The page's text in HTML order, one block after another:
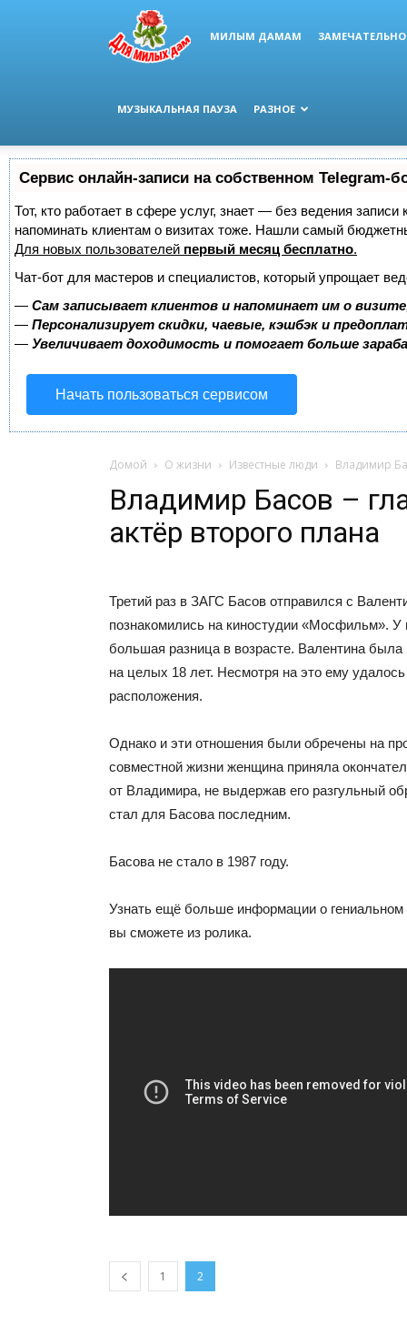
МИЛЫМ ДАМАМ
МУЗЫКАЛЬНАЯ ПАУЗА РАЗНОЕ
Сервис онлайн-записи на собственном Telegram-
Тот, кто работает в сфере услуг, знает — без ведения
напоминать клиентам о визитах тоже. Нашли самый
Для новых пользователей первый месяц бесплатно.
Чат-бот для мастеров и специалистов, который упрощает
— Сам записывает клиентов и напоминает им о
— Персонализирует скидки, чаевые, кэшбэк и
— Увеличивает доходимость и помогает больше
Начать пользоваться сервисом
Домой О жизни Известные люди Владимир
Владимир Басов –
актёр второго плана
Третий раз в ЗАГС Басов отправился с
познакомились на киностудии «Мосфильм». У
большая разница в возрасте. Валентина
на целых 18 лет. Несмотря на это ему
расположения.
Однако и эти отношения были обречены на
совместной жизни женщина приняла
от Владимира, не выдержав его разгульный
стал для Басова последним.
Басова не стало в 1987 году.
Узнать ещё больше информации о гениальном
вы сможете из ролика.
1 2